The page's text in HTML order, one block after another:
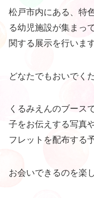
松戸市内にある、特
る幼児施設が集まっ
関する展示を行います
どなたでもおいでく
くるみえんのブース
子をお伝えする写真
フレットを配布する
お会いできるのを楽